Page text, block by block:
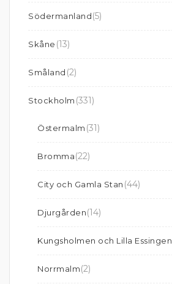
Södermanland(5)
Skåne (13)
Småland (2)
Stockholm (331)
Östermalm (31)
Bromma(22)
City och Gamla Stan (44)
Djurgården(14)
Kungsholmen och Lilla Essingen
Norrmalm(2)